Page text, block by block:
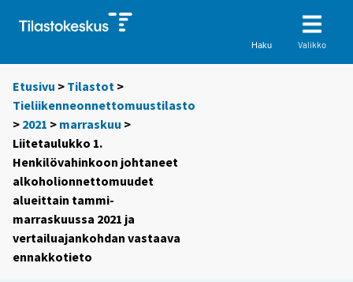
Haku Valikko
Etusivu > Tilastot >
Tieliikenneonnettomuustilasto
> 2021 > marraskuu >
Liitetaulukko 1.
Henkilövahinkoon johtaneet
alkoholionnettomuudet
alueittain tammi-
marraskuussa 2021 ja
vertailuajankohdan vastaava
ennakkotieto